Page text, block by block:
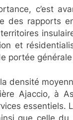
c’est
des rapports
et
portée
densité
Ajaccio, à
essentiels.